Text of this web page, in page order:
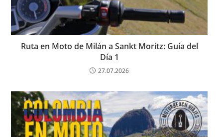
Ruta en Moto de Milán a Sankt Moritz: Guía del
Día 1
27.07.2026